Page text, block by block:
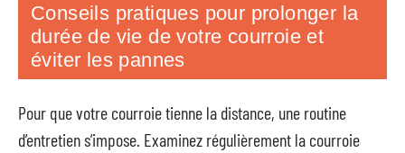
Conseils pratiques pour prolonger la
durée de vie de votre courroie et
éviter les pannes
Pour que votre courroie tienne la distance, une routine
d’entretien s’impose. Examinez régulièrement la courroie